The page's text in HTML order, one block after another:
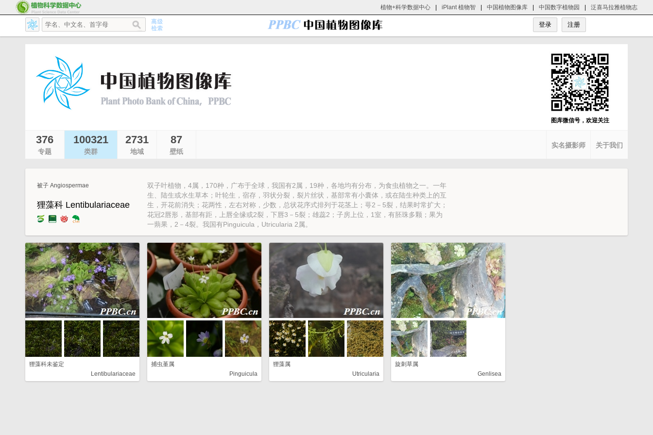
植物+科学数据中心 iPlant 植物智 中国植物图像库 中国数字植物园 泛喜马拉雅植物志
图库微信号，欢迎关注
376
专题
100321
类群
2731
地域
87
壁纸
关于我们
实名摄影师
被子 Angiospermae
狸藻科 Lentibulariaceae
双子叶植物，4属，170种，广布于全球，我国有2属，19种，各地均有分布，为食虫植物之一。一年
生、陆生或水生草本；叶轮生，宿存，羽状分裂，裂片丝状，基部常有小囊体，或在陆生种类上的互
生，开花前消失；花两性，左右对称，少数，总状花序式排列于花茎上；萼2－5裂，结果时常扩大；
花冠2唇形，基部有距，上唇全缘或2裂，下唇3－5裂；雄蕊2；子房上位，1室，有胚珠多颗；果为
一蒴果，2－4裂。我国有Pinguicula，Utricularia 2属。
狸藻科未鉴定
Lentibulariaceae
捕虫堇属
Pinguicula
狸藻属
Utricularia
旋刺草属
Genlisea